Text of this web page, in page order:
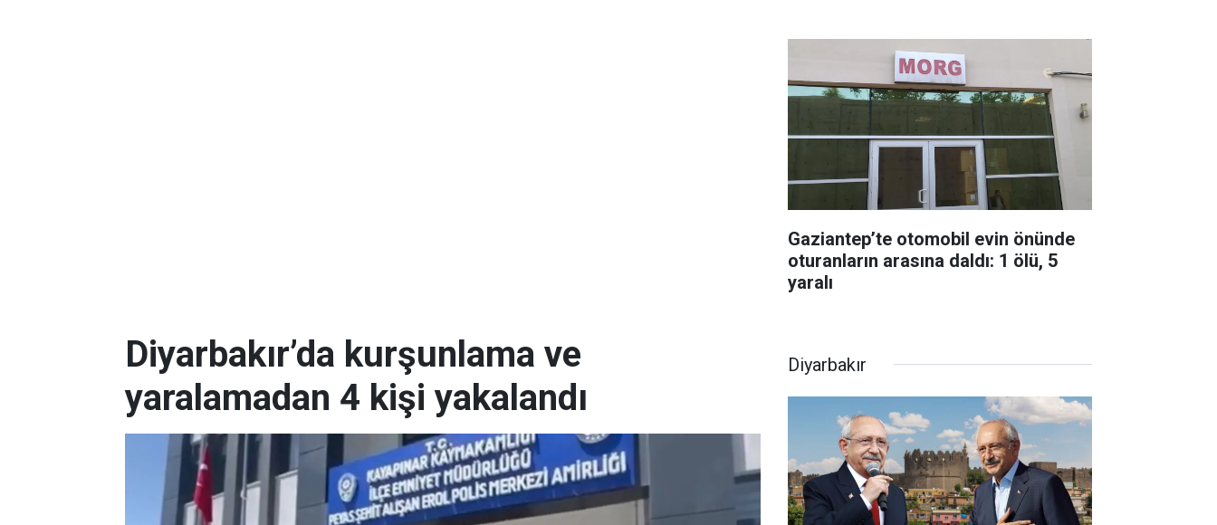
Gaziantep’te otomobil evin önünde
oturanların arasına daldı: 1 ölü, 5
yaralı
Diyarbakır’da kurşunlama ve
yaralamadan 4 kişi yakalandı
Diyarbakır